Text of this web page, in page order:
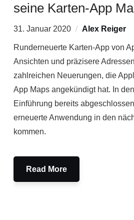
seine Karten-App
31. Januar 2020 Alex Reiger
Runderneuerte Karten-App von
Ansichten und präzisere
zahlreichen Neuerungen, die
App Maps angekündigt hat. In
Einführung bereits
erneuerte Anwendung in den
kommen.
Read More